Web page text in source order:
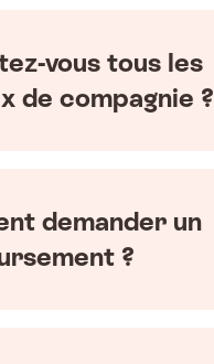
vous tous les
de compagnie ?
demander un
?